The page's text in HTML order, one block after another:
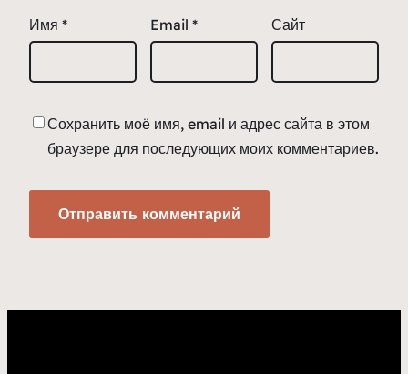
Имя * Email * Сайт
Сохранить моё имя, email и адрес сайта в этом
браузере для последующих моих комментариев.